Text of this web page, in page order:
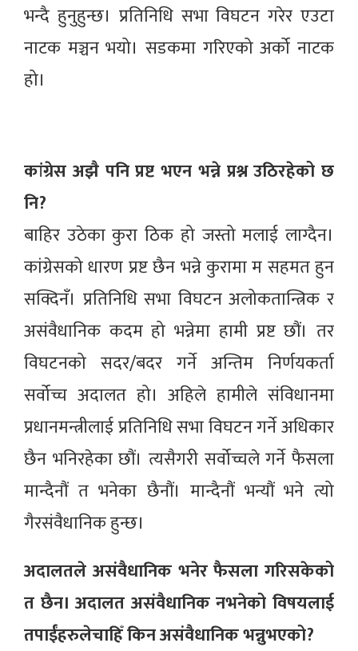
भन्दै हुनुहुन्छ। प्रतिनिधि सभा विघटन गरेर एउटा
नाटक मञ्चन भयो। सडकमा गरिएको अर्को नाटक
हो।
कांग्रेस अझै पनि प्रष्ट भएन भन्ने प्रश्न उठिरहेको छ
नि?
बाहिर उठेका कुरा ठिक हो जस्तो मलाई लाग्दैन।
कांग्रेसको धारण प्रष्ट छैन भन्ने कुरामा म सहमत हुन
सक्दिनँ। प्रतिनिधि सभा विघटन अलोकतान्त्रिक र
असंवैधानिक कदम हो भन्नेमा हामी प्रष्ट छौं। तर
विघटनको सदर/बदर गर्ने अन्तिम निर्णयकर्ता
सर्वोच्च अदालत हो। अहिले हामीले संविधानमा
प्रधानमन्त्रीलाई प्रतिनिधि सभा विघटन गर्ने अधिकार
छैन भनिरहेका छौं। त्यसैगरी सर्वोच्चले गर्ने फैसला
मान्दैनौं त भनेका छैनौं। मान्दैनौं भन्यौं भने त्यो
गैरसंवैधानिक हुन्छ।
अदालतले असंवैधानिक भनेर फैसला गरिसकेको
त छैन। अदालत असंवैधानिक नभनेको विषयलाई
तपाईंहरुलेचाहिँ किन असंवैधानिक भन्नुभएको?